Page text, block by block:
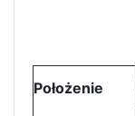
Położenie